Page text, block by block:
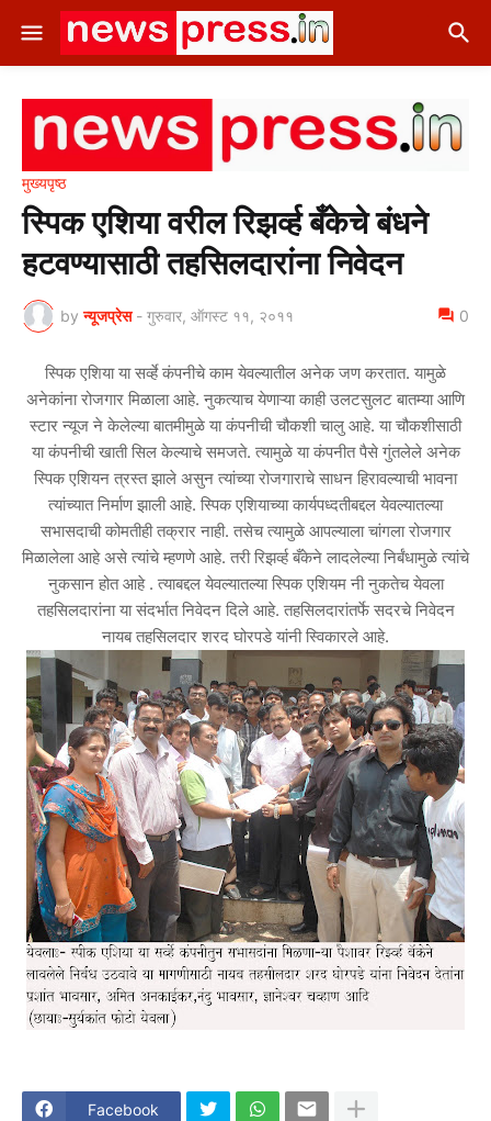
मुख्यपृष्ठ
स्पिक एशिया वरील रिझर्व्ह बँकेचे बंधने
हटवण्यासाठी तहसिलदारांना निवेदन
by न्यूजप्रेस - गुरुवार, ऑगस्ट ११, २०११ 0
स्पिक एशिया या सर्व्हे कंपनीचे काम येवल्यातील अनेक जण करतात. यामुळे
अनेकांना रोजगार मिळाला आहे. नुकत्याच येणाऱ्या काही उलटसुलट बातम्या आणि
स्टार न्यूज ने केलेल्या बातमीमुळे या कंपनीची चौकशी चालु आहे. या चौकशीसाठी
या कंपनीची खाती सिल केल्याचे समजते. त्यामुळे या कंपनीत पैसे गुंतलेले अनेक
स्पिक एशियन त्रस्त झाले असुन त्यांच्या रोजगाराचे साधन हिरावल्याची भावना
त्यांच्यात निर्माण झाली आहे. स्पिक एशियाच्या कार्यपध्दतीबद्दल येवल्यातल्या
सभासदाची कोमतीही तक्रार नाही. तसेच त्यामुळे आपल्याला चांगला रोजगार
मिळालेला आहे असे त्यांचे म्हणणे आहे. तरी रिझर्व्ह बँकेने लादलेल्या निर्बंधामुळे त्यांचे
नुकसान होत आहे . त्याबद्दल येवल्यातल्या स्पिक एशियम नी नुकतेच येवला
तहसिलदारांना या संदर्भात निवेदन दिले आहे. तहसिलदारांतर्फे सदरचे निवेदन
नायब तहसिलदार शरद घोरपडे यांनी स्विकारले आहे.
Facebook